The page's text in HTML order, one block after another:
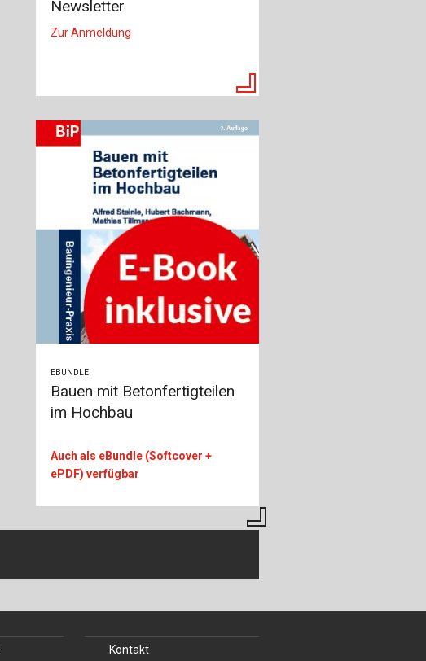
Newsletter
Zur Anmeldung
EBUNDLE
Bauen mit Betonfertigteilen
im Hochbau
Auch als eBundle (Softcover +
ePDF) verfügbar
Kontakt